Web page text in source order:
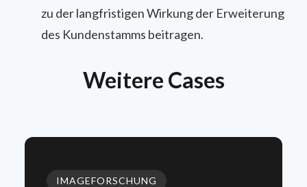
zu der langfristigen Wirkung der Erweiterung
des Kundenstamms beitragen.
Weitere Cases
IMAGEFORSCHUNG